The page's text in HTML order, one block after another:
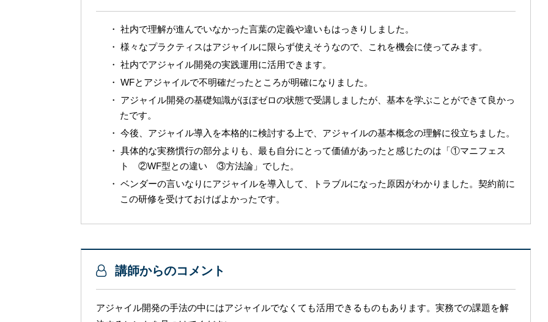
社内で理解が進んでいなかった言葉の定義や違いもはっきりしました。
様々なプラクティスはアジャイルに限らず使えそうなので、これを機会に使ってみます。
社内でアジャイル開発の実践運用に活用できます。
WFとアジャイルで不明確だったところが明確になりました。
アジャイル開発の基礎知識がほぼゼロの状態で受講しましたが、基本を学ぶことができて良かっ
たです。
今後、アジャイル導入を本格的に検討する上で、アジャイルの基本概念の理解に役立ちました。
具体的な実務慣行の部分よりも、最も自分にとって価値があったと感じたのは「①マニフェス
ト ②WF型との違い ③方法論」でした。
ベンダーの言いなりにアジャイルを導入して、トラブルになった原因がわかりました。 契約前に
この研修を受けておけばよかったです。
講師からのコメント
アジャイル開発の手法の中にはアジャイルでなくても活用できるものもあります。実務での課題を解